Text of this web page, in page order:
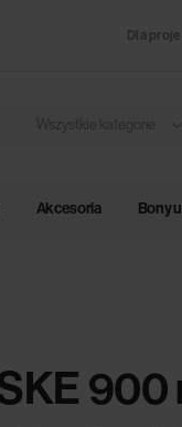
Dla
Wszystkie kategorie
Akcesoria Bony
900